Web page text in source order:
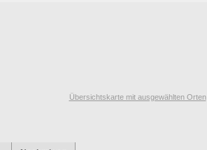
Übersichtskarte mit ausgewählten Orten